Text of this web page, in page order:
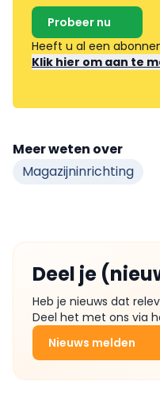
Probeer nu
Heeft u al een
Klik hier om aan te
Meer weten over
Magazijninrichting
Deel je
Heb je nieuws dat
Deel het met ons via
Nieuws melden